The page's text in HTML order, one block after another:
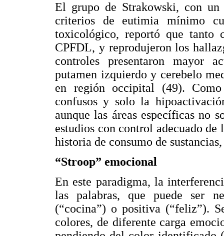
El grupo de Strakowski, con
criterios de eutimia mínimo
toxicológico, reportó que tanto
CPFDL, y reprodujeron los
controles presentaron mayor
putamen izquierdo y cerebelo
en región occipital (49). Como
confusos y solo la
aunque las áreas específicas no
estudios con control adecuado
historia de consumo de
“Stroop” emocional
En este paradigma, la
las palabras, que puede ser
(“cocina”) o positiva (“feliz”).
colores, de diferente carga